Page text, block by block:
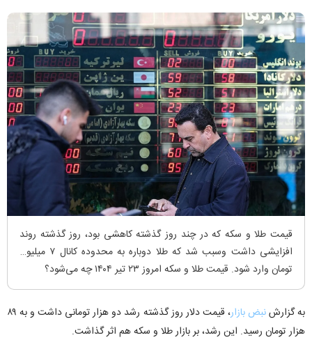
قیمت طلا و سکه که در چند روز گذشته کاهشی بود، روز گذشته روند
افزایشی داشت وسبب شد که طلا دوباره به محدوده کانال ۷ میلیون
تومان وارد شود. قیمت طلا و سکه امروز ۲۳ تیر ۱۴۰۴ چه می‌شود؟
به گزارشنبض بازار
، قیمت دلار روز گذشته رشد دو هزار تومانی داشت و به ۸۹
هزار تومان رسید. این رشد، بر بازار طلا و سکه هم اثر گذاشت.